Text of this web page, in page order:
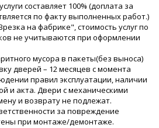
составляет 100% (доплата за
по факту выполненных работ.)
на фабрике", стоимость услуг по
не учитываются при оформлении
мусора в пакеты(без выноса)
дверей – 12 месяцев с момента
правил эксплуатации, наличии
и акта. Двери с механическими
и возврату не подлежат.
за повреждение
при монтаже/демонтаже.